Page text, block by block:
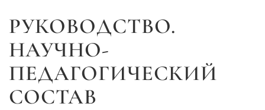
РУКОВОДСТВО.
НАУЧНО-
ПЕДАГОГИЧЕСКИЙ
СОСТАВ